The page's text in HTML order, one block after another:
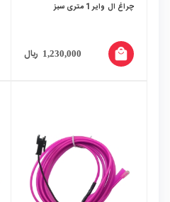
چراغ ال وایر 1 متری سبز
1,230,000 ریال local_mall